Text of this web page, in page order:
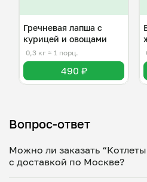
Гречневая лапша с
курицей и овощами
0,3 кг ≈ 1 порц.
490 ₽
Вопрос-ответ
Можно ли заказать
с доставкой по Москве?